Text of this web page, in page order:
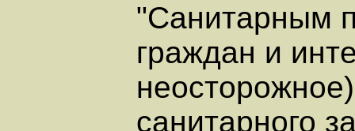
"Санитарным
граждан и
санитарного